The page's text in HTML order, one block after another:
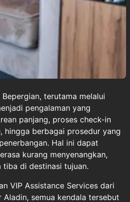
Bepergian, terutama melalui
pengalaman yang
panjang, proses check-in
hingga berbagai prosedur yang
Hal ini dapat
kurang menyenangkan,
tiba di destinasi tujuan.
VIP Assistance Services dari
semua kendala tersebut